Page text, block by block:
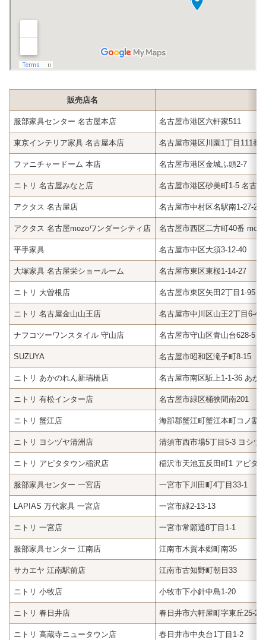
販売店名
服部家具センター 名古屋本店 名古屋市港区六軒家511
東京インテリア家具 名古屋本店 名古屋市港区川園1丁目111番
ファニチャードーム 本店 名古屋市港区金城ふ頭2-7
ニトリ 名古屋みなと店 名古屋市港区砂美町1-5 名古
アクタス 名古屋店 名古屋市中村区名駅南1-27-2
アクタス 名古屋mozoワンダーシティ店 名古屋市西区二方町40番
平手家具 名古屋市中区大須3-12-40
大塚家具 名古屋栄ショールーム 名古屋市東区東桜1-14-27
ニトリ 大曽根店 名古屋市東区矢田2丁目1-95
ニトリ 名古屋金山山王店 名古屋市中川区山王2丁目6-44
ナフコツーワンスタイル 守山店 名古屋市守山区青山台628-5
SUZUYA 名古屋市昭和区滝子町8-15
ニトリ あかのれん新瑞橋店 名古屋市南区駈上1-1-36 あか
ニトリ 有松インター店 名古屋市緑区桶狭間南201
ニトリ 蟹江店 海部郡蟹江町蟹江本町コノ割
ニトリ ヨシヅヤ清洲店 清須市西市場5丁目5-3 ヨシヅ
ニトリ アピタタウン稲沢店 稲沢市天池五反田町1 アピタ
服部家具センター 一宮店 一宮市下川田町4丁目33-1
LAPIAS 万代家具 一宮店 一宮市緑2-13-13
ニトリ 一宮店 一宮市常願通8丁目1-1
服部家具センター 江南店 江南市木賀本郷町南35
サカエヤ 江南駅前店 江南市古知野町朝日33
ニトリ 小牧店 小牧市下小針中島1-20
ニトリ 春日井店 春日井市六軒屋町字東丘25-2
ニトリ 高蔵寺ニュータウン店 春日井市中央台1丁目1-2